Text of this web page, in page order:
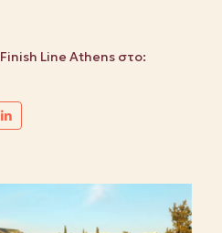
Line Athens στο: